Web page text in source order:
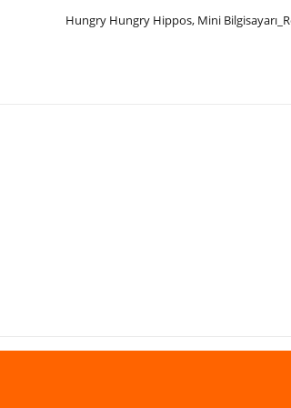
Hungry Hungry Hippos, Mini